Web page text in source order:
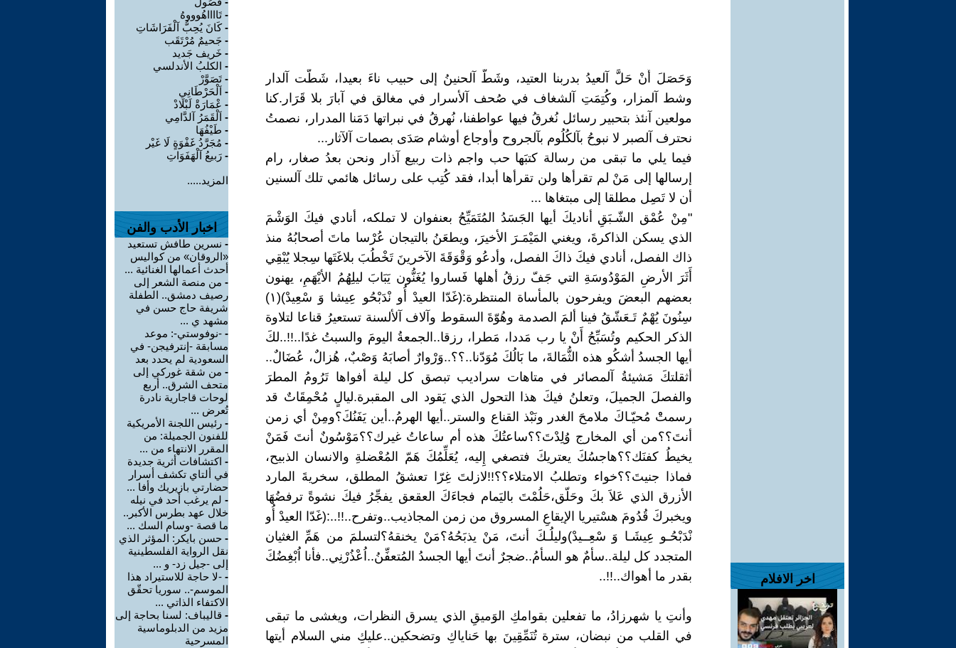
اخر الافلام
وَحَصَلَ أَنْ حَلَّ آلعيدُ بدربنا العتيد، وشَطّ آلحنينُ إلى حبيب ناءَ بعيدا، شَطَّت آلدار
وشط آلمزار، وكُتِمَتِ آلشغاف في صُحف آلأسرار في مغالق في آبارَ بلا قَرَار.كنا
مولعين آنئذ بتحبير رسائل نُغرقُ فيها عواطفنا، نُهرقُ في نبراتها دَمَنا المدرار، نصمتُ
نحترف آلصبر لا نبوحُ بآلكُلُوم بآلجروح وأوجاع أوشام صَدَى بصمات آلآثار...
فيما يلي ما تبقى من رسالة كتبَها حب واجم ذات ربيع آذار ونحن بعدُ صغار، رام
إرسالها إلى مَنْ لم تقرأها ولن تقرأها أبدا، فقد كُتِب على رسائل هائمي تلك آلسنين
أن لا تَصِل مطلقا إلى مبتغاها ...
"مِنْ عُمْق الشّـبَقِ أناديكَ أيها الجَسَدُ المُتَمَيِّحُ بعنفوان لا تملكه، أنادي فيكَ الوَشْمَ
الذي يسكن الذاكرةَ، ويغني المَيْمَـرَ الأخيرَ، ويطعَنُ بالتيجان عُرْسا ماتَ أصحابُهُ منذ
ذاك الفصل، أنادي فيكَ ذاكَ الفصل، وأدعُو وَقْوَقَةَ الآخرينَ تَخْطُبَ بلاغَتَها سِجلا يُبْقِي
أَثَرَ الأرضِ المَوْدُوسَةِ التي جَفّ رزقُ أهلها فَساروا يُغَنُّون يَبَابَ ليلِهُمُ الأيْهَمِ، يهنون
بعضهم البعضَ ويفرحون بالمأساة المنتظرة:(غَدّا العيدْ أُو نْدَبْحُو عِيشا وَ سْعِيدْ)(١)
سِنُونَ يُهْمٌ تَـعَشّقُ فينا ألمَ الصدمة وهُوّةَ السقوط وآلاف آلألسنة تستعيرُ قناعا لتلاوة
الذكر الحكيم وتُسَبِّحُ أَنْ يا رب مَددا، مَطرا، رزقا..الجمعةُ اليومَ والسبتُ غدًا..!!..لكَ
أيها الجسدُ أشكُو هذه الثُّمَالةَ، ما بَالُكَ مُوَدّنا..؟؟..وَرْوارٌ أصابَهُ وَصْبٌ، هُزالٌ، عُضَالٌ..
أثقلتكَ مَشيئةُ آلمصائر في متاهات سراديب تبصق كل ليلة أفواها تَرُومُ المطرَ
والفصلَ الجميلَ، وتعلنُ فيكَ هذا التحول الذي يَقود الى المقبرة.ليالٍ مُحْمِقَاتٌ قد
رسمتْْ مُحيّـاكَ ملامحَ الغدر ونَبْذ القناع والستر..أيها الهرمُ..أين يَفَنُكَ؟ومِنْ أي زمن
أنتَ؟؟من أي المخارج وُلِدْتَ؟؟ساعتُكَ هذه أم ساعاتُ غيرك؟؟مَوْسُونٌ أنتَ فَمَنْ
يخيطُ كفنَك؟؟هاجسُكَ يعتريكَ فتصغي إِليه، يُعَلِّمُكَ هَمّ المُعْضلةِ والانسان الذبيح،
فماذا جنيتَ؟؟خواء وتطلبُ الامتلاء؟؟!!لازلتَ غِرّا تعشقُ المطلق، سخريةَ المارد
الأزرق الذي عَلاَ بكَ وحَلّق،حَلُمْتَ باليَمام فجاءَكَ العقعق يفجِّرُ فيكَ نشوةً ترفضُهَا
ويخبركَ قُدُومَ هسْتيريا الإيقاعِ المسروق من زمن المجاذيب..وتفرح..!!..:(غَدّا العيدْ أُو
نْدَبْحُـو عِيشَـا وَ سْعِــيدْ)وليلُـكَ أنتَ، مَنْ يذبَحُهُ؟مَنْ يخنقهُ؟لتسلمَ من هَمِّ الغثيان
المتجدد كل ليلة..سأمٌ هو السأمُ..ضجرٌ أنتَ أيها الجسدُ المُتعفِّنُ..اُعْذُرْنِي..فأنا اُبْغِضُكَ
بقدر ما أهواك..!!..
وأنتِ يا شهرزادُ، ما تفعلين بقوامكِ الوَميقِ الذي يسرق النظرات، ويغشى ما تبقى
في القلب من نبضان، سترة تُنَمِّقِينَ بها حَناياكِ وتضحكين..عليكِ مني السلام أيتها
- تَااااهُوووهُ
-كَانَ يُحِبُّ آلْفَرَاشَاتِ
- جَحيمٌ مُرْتَقَب
- خَريف جَديد
- الكلبُ الأندلسي
- تَصَوَّرْ
- اَلْحَرْطَانِي
- عْمَارَةْ لَبْلَادْ
- اَلْقَمَرُ آلدَّامِي
- طَيْفُهَا
- مُجَرَّدُ غَفْوَةٍ لَا غَيْر
- رَبيعُ آلْهَفَوَاتِ
المزيد.....
اخبار الأدب والفن
- نسرين طافش تستعيد
«الروقان» من كواليس
أحدث أعمالها الغنائية ...
- من منصة الشعر إلى
رصيف دمشق.. الطفلة
شريفة حاج حسن في
مشهد ي ...
- -نوفوستي-: موعد
مسابقة -إنترفيجن- في
السعودية لم يحدد بعد
- من شقة غوركي إلى
متحف الشرق.. أربع
لوحات قاجارية نادرة
تُعرض ...
- رئيس اللجنة الأمريكية
للفنون الجميلة: من
المقرر الانتهاء من ...
- اكتشافات أثرية جديدة
في ألتاي تكشف أسرار
حضارتي بازيريك وأفا ...
- لم يرغب أحد في نيله
خلال عهد بطرس الأكبر..
ما قصة -وسام السك ...
- حسن بايكر: المؤثر الذي
نقل الرواية الفلسطينية
إلى -جيل زد- و ...
- -لا حاجة للاستيراد هذا
الموسم-.. سوريا تحقّق
الاكتفاء الذاتي ...
- قاليباف: لسنا بحاجة إلى
مزيد من الدبلوماسية
المسرحية